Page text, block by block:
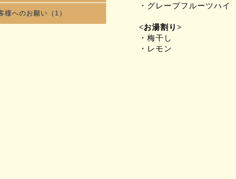
様へのお願い（1）
・グレープフルーツハイ
<お湯割り >
・梅干し
・レモン